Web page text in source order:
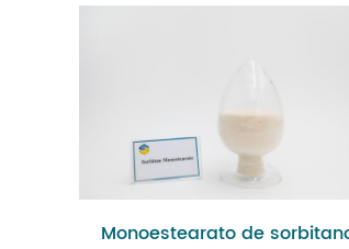
Monoestearato de